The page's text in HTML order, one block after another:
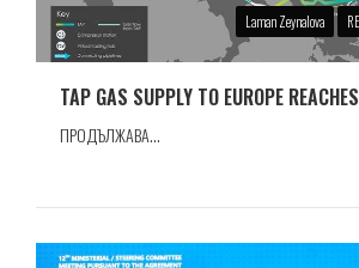
Laman Zeynalova
TAP GAS SUPPLY TO EUROPE
ПРОДЪЛЖАВА...